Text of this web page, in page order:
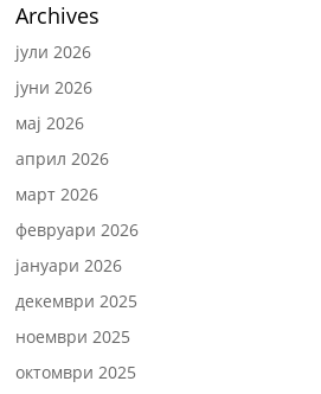
Archives
јули 2026
јуни 2026
мај 2026
април 2026
март 2026
февруари 2026
јануари 2026
декември 2025
ноември 2025
октомври 2025